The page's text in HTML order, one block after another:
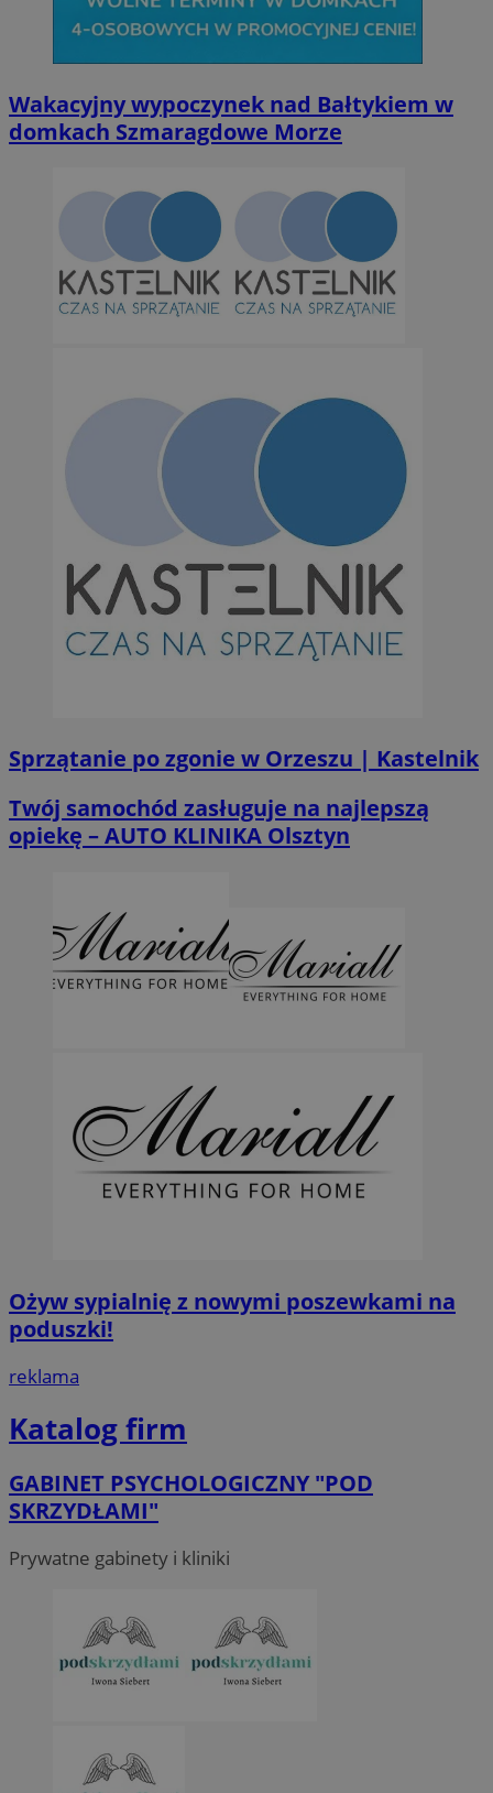
Wakacyjny wypoczynek nad Bałtykiem w
domkach Szmaragdowe Morze
Sprzątanie po zgonie w Orzeszu | Kastelnik
Twój samochód zasługuje na najlepszą
opiekę – AUTO KLINIKA Olsztyn
Ożyw sypialnię z nowymi poszewkami na
poduszki!
reklama
Katalog firm
GABINET PSYCHOLOGICZNY "POD
SKRZYDŁAMI"
Prywatne gabinety i kliniki